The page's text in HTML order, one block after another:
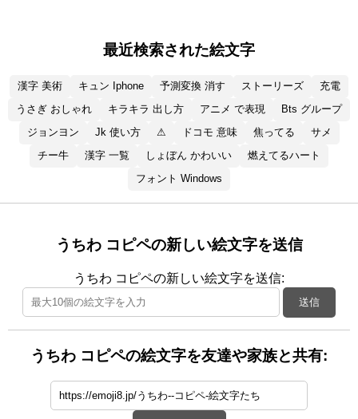
最近検索された絵文字
漢字 美術 キュン Iphone 予測変換 消す ストーリーズ
充電
うさぎ おしゃれ
キラキラ 出し方 アニメ で表現
Bts グループ
ジョンヨン
Jk 使い方 ⚠ ドコモ 意味 焦ってる
サメ
チー牛
漢字 一覧 しょぼん かわいい
燃えてるハート
フォント Windows
うちわ コピペの新しい絵文字を送信
うちわ コピペの新しい絵文字を送信:
送信
うちわ コピペの絵文字を友達や家族と共有: